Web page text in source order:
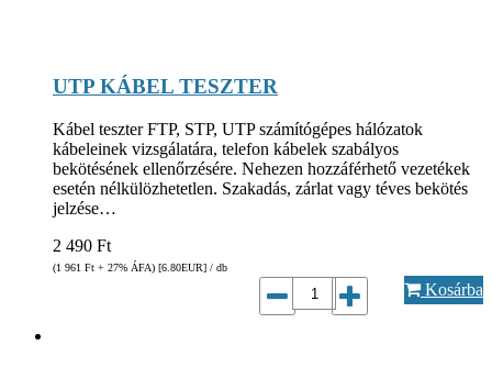
UTP KÁBEL TESZTER
Kábel teszter FTP, STP, UTP számítógépes hálózatok
kábeleinek vizsgálatára, telefon kábelek szabályos
bekötésének ellenőrzésére. Nehezen hozzáférhető vezetékek
esetén nélkülözhetetlen. Szakadás, zárlat vagy téves bekötés
jelzése…
2 490 Ft
(1 961 Ft + 27% ÁFA) [6.80EUR] / db
Kosárba